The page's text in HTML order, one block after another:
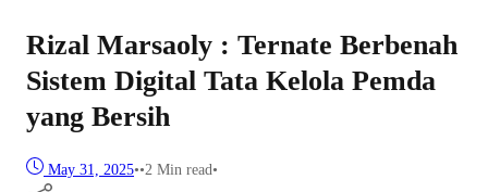
Rizal Marsaoly : Ternate Berbenah
Sistem Digital Tata Kelola Pemda
yang Bersih
May 31, 2025••2 Min read•